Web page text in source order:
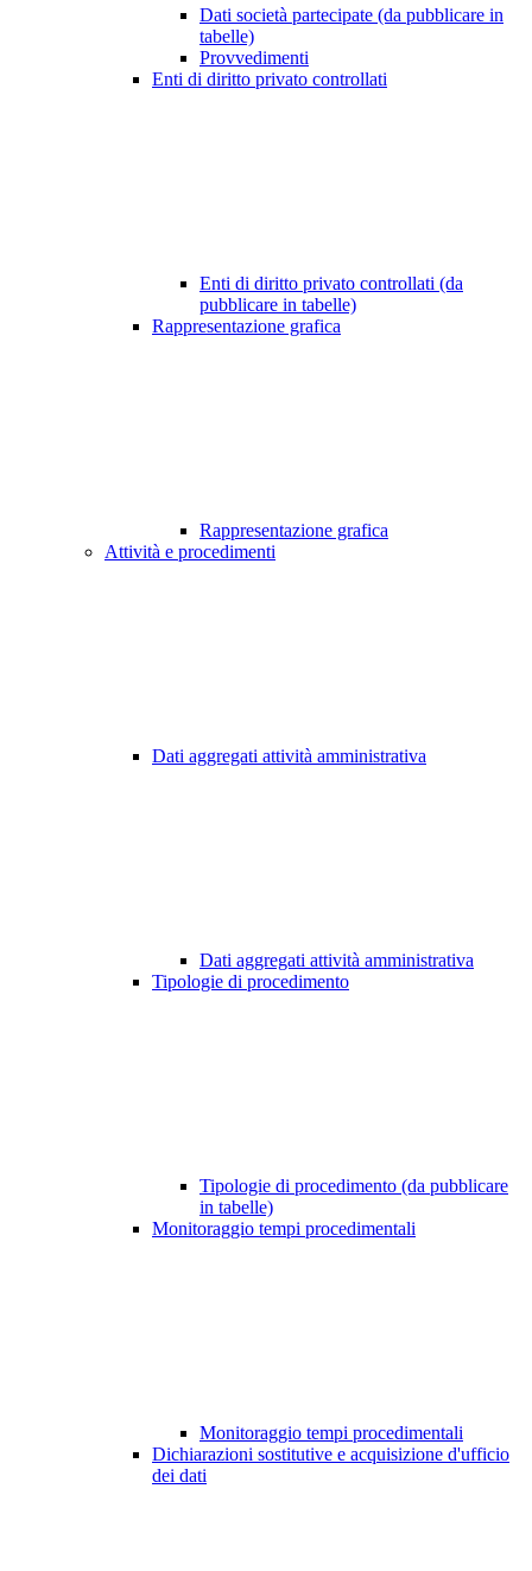
Dati società partecipate (da pubblicare in
tabelle)
Provvedimenti
Enti di diritto privato controllati
Enti di diritto privato controllati (da
pubblicare in tabelle)
Rappresentazione grafica
Rappresentazione grafica
Attività e procedimenti
Dati aggregati attività amministrativa
Dati aggregati attività amministrativa
Tipologie di procedimento
Tipologie di procedimento (da pubblicare
in tabelle)
Monitoraggio tempi procedimentali
Monitoraggio tempi procedimentali
Dichiarazioni sostitutive e acquisizione d'ufficio
dei dati